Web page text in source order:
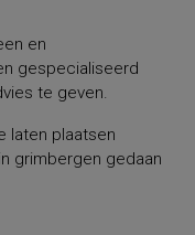
en
gespecialiseerd
te geven.
laten plaatsen
grimbergen gedaan